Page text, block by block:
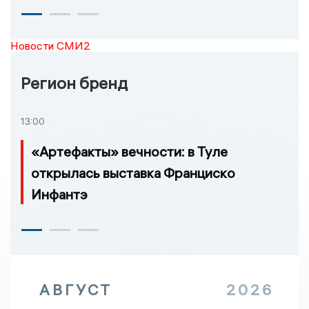
Новости СМИ2
Регион бренд
13:00
«Артефакты» вечности: в Туле
открылась выставка Франциско
Инфантэ
АВГУСТ 2026